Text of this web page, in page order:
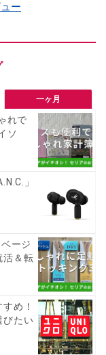
ー
一ヶ月
れで
ソ
」
ージ
活＆転
め！
びたい